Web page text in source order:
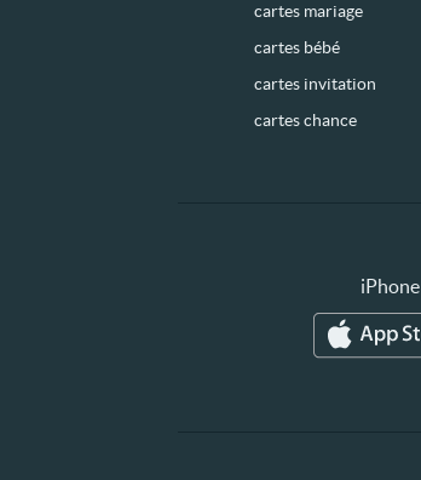
cartes mariage
cartes bébé
cartes invitation
cartes chance
iPhone